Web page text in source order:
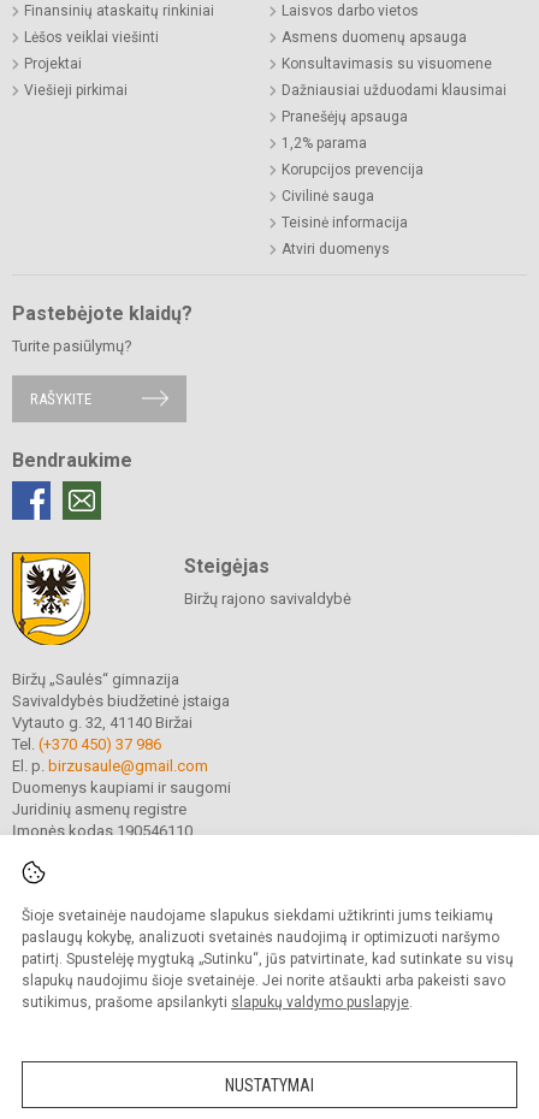
Šioje svetainėje naudojame slapukus siekdami užtikrinti jums teikiamų
paslaugų kokybę, analizuoti svetainės naudojimą ir optimizuoti naršymo
patirtį. Spustelėję mygtuką „Sutinku“, jūs patvirtinate, kad sutinkate su visų
slapukų naudojimu šioje svetainėje. Jei norite atšaukti arba pakeisti savo
sutikimus, prašome apsilankyti slapukų valdymo puslapyje.
NUSTATYMAI
Finansinių ataskaitų rinkiniai
Lėšos veiklai viešinti
Projektai
Viešieji pirkimai
Laisvos darbo vietos
Asmens duomenų apsauga
Konsultavimasis su visuomene
Dažniausiai užduodami klausimai
Pranešėjų apsauga
1,2% parama
Korupcijos prevencija
Civilinė sauga
Teisinė informacija
Atviri duomenys
Pastebėjote klaidų?
Turite pasiūlymų?
RAŠYKITE
Bendraukime
Steigėjas
Biržų rajono savivaldybė
Biržų „Saulės“ gimnazija
Savivaldybės biudžetinė įstaiga
Vytauto g. 32, 41140 Biržai
Tel. (+370 450) 37 986
El. p. birzusaule@gmail.com
Duomenys kaupiami ir saugomi
Juridinių asmenų registre
Įmonės kodas 190546110
© 2021. Biržų „Saulės“ gimnazija. Visos teisės saugomos.
Kopijuoti turinį be raštiško gimnazijos sutikimo griežtai draudžiama.
Prieinamumo paraiška Slapukų valdymas
Sumanus būdas atnaujinti